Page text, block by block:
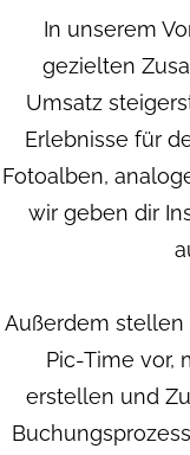
In unserem
gezielten
Umsatz
Erlebnisse für
Fotoalben,
wir geben dir
Außerdem
Pic-Time vor,
erstellen und